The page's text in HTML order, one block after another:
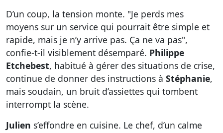
D’un coup, la tension monte. "Je perds mes
moyens sur un service qui pourrait être simple et
rapide, mais je n’y arrive pas. Ça ne va pas",
confie-t-il visiblement désemparé. Philippe
Etchebest, habitué à gérer des situations de crise,
continue de donner des instructions à Stéphanie,
mais soudain, un bruit d’assiettes qui tombent
interrompt la scène.
Julien s’effondre en cuisine. Le chef, d’un calme